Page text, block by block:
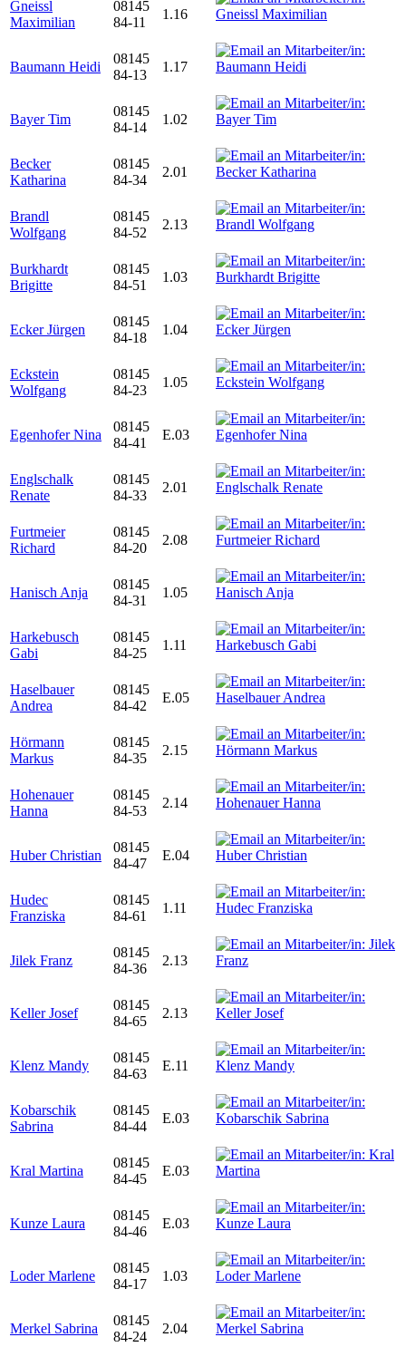
Gneissl
Maximilian
08145
84-11
1.16
Baumann Heidi
08145
84-13
1.17
Bayer Tim
08145
84-14
1.02
Becker
Katharina
08145
84-34
2.01
Brandl
Wolfgang
08145
84-52
2.13
Burkhardt
Brigitte
08145
84-51
1.03
Ecker Jürgen
08145
84-18
1.04
Eckstein
Wolfgang
08145
84-23
1.05
Egenhofer Nina
08145
84-41
E.03
Englschalk
Renate
08145
84-33
2.01
Furtmeier
Richard
08145
84-20
2.08
Hanisch Anja
08145
84-31
1.05
Harkebusch
Gabi
08145
84-25
1.11
Haselbauer
Andrea
08145
84-42
E.05
Hörmann
Markus
08145
84-35
2.15
Hohenauer
Hanna
08145
84-53
2.14
Huber Christian
08145
84-47
E.04
Hudec
Franziska
08145
84-61
1.11
Jilek Franz
08145
84-36
2.13
Keller Josef
08145
84-65
2.13
Klenz Mandy
08145
84-63
E.11
Kobarschik
Sabrina
08145
84-44
E.03
Kral Martina
08145
84-45
E.03
Kunze Laura
08145
84-46
E.03
Loder Marlene
08145
84-17
1.03
Merkel Sabrina
08145
84-24
2.04